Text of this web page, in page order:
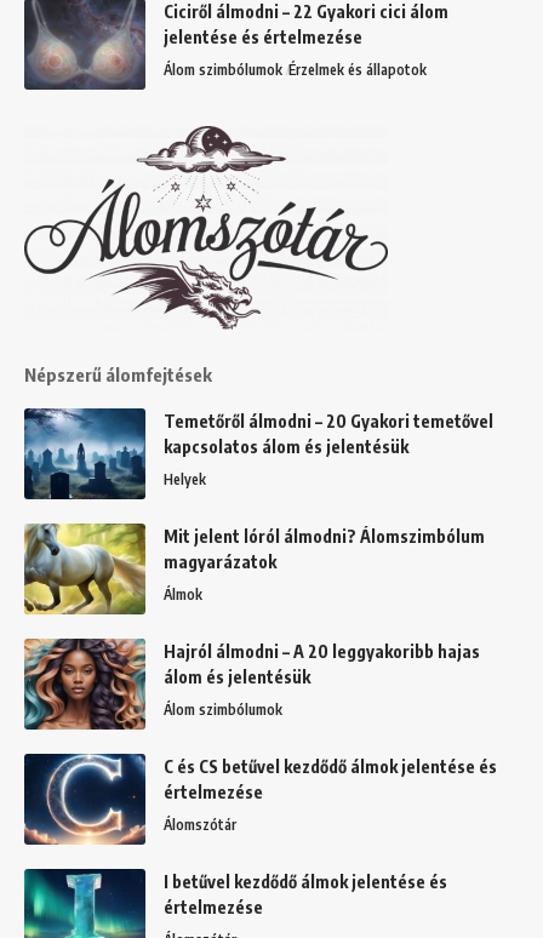
Ciciről álmodni – 22 Gyakori cici álom
jelentése és értelmezése
Álom szimbólumok Érzelmek és állapotok
Népszerű álomfejtések
Temetőről álmodni – 20 Gyakori temetővel
kapcsolatos álom és jelentésük
Helyek
Mit jelent lóról álmodni? Álomszimbólum
magyarázatok
Álmok
Hajról álmodni – A 20 leggyakoribb hajas
álom és jelentésük
Álom szimbólumok
C és CS betűvel kezdődő álmok jelentése és
értelmezése
Álomszótár
I betűvel kezdődő álmok jelentése és
értelmezése